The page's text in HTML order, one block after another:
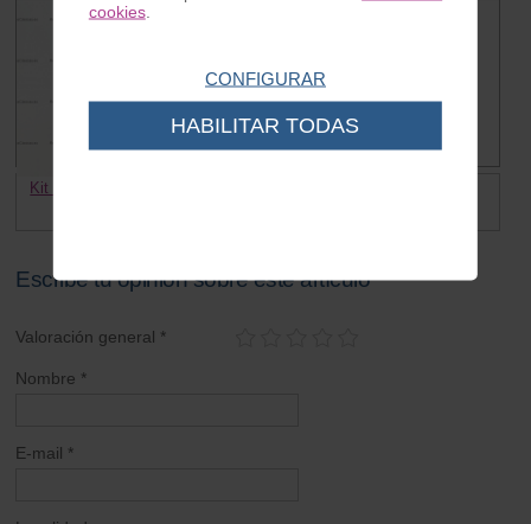
Kit guias suelo Vespa 150, 160
Escribe tu opinión sobre este artículo
Valoración general *
Nombre *
E-mail *
cookies.
CONFIGURAR
HABILITAR TODAS